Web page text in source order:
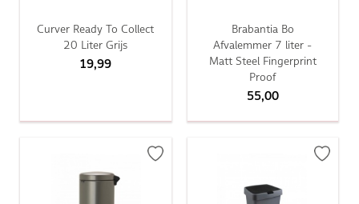
Curver Ready To Collect
20 Liter Grijs
19,99
Brabantia Bo
Afvalemmer 7 liter -
Matt Steel Fingerprint
Proof
55,00